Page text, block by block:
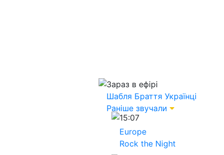
Зараз в ефірі
Шабля Браття Українці
Раніше звучали
15:07
Europe
Rock the Night